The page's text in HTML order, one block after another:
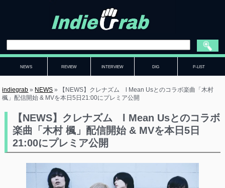
NEWS REVIEW INTERVIEW DIG P-LIST
indiegrab » NEWS »
【NEWS】クレナズム l Mean Usとのコラボ楽曲「木村
楓」配信開始 & MVを本日5日21:00にプレミア公開
【NEWS】クレナズム l Mean Usとのコラボ
楽曲「木村 楓」配信開始 & MVを本日5日
21:00にプレミア公開